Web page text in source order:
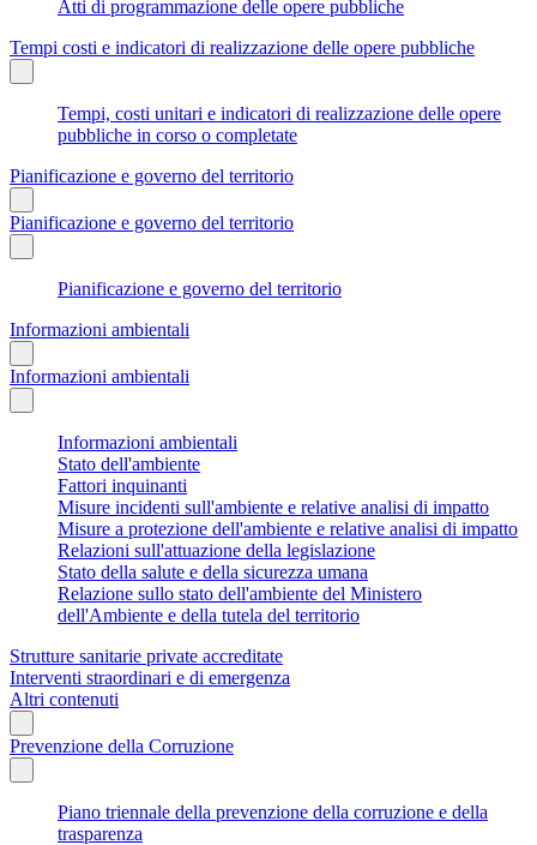
Atti di programmazione delle opere pubbliche
Tempi costi e indicatori di realizzazione delle opere pubbliche
Tempi, costi unitari e indicatori di realizzazione delle opere
pubbliche in corso o completate
Pianificazione e governo del territorio
Pianificazione e governo del territorio
Pianificazione e governo del territorio
Informazioni ambientali
Informazioni ambientali
Informazioni ambientali
Stato dell'ambiente
Fattori inquinanti
Misure incidenti sull'ambiente e relative analisi di impatto
Misure a protezione dell'ambiente e relative analisi di impatto
Relazioni sull'attuazione della legislazione
Stato della salute e della sicurezza umana
Relazione sullo stato dell'ambiente del Ministero
dell'Ambiente e della tutela del territorio
Strutture sanitarie private accreditate
Interventi straordinari e di emergenza
Altri contenuti
Prevenzione della Corruzione
Piano triennale della prevenzione della corruzione e della
trasparenza